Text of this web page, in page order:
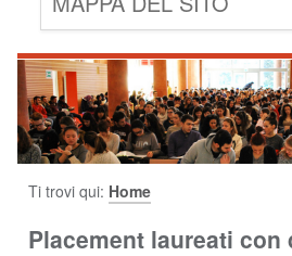
Ti trovi qui: Home
Placement laureati con